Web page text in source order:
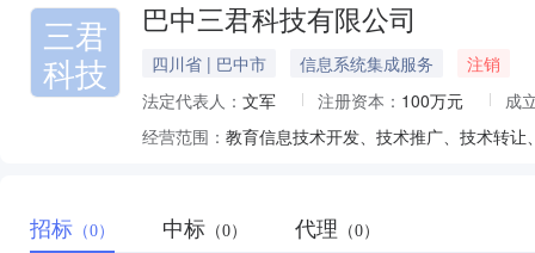
三君
科技
巴中三君科技有限公司
四川省 | 巴中市 信息系统集成服务
注销
法定代表人： 文军 注册资本： 100万元
成
经营范围：
招标 （0） 中标 （0） 代理 （0）